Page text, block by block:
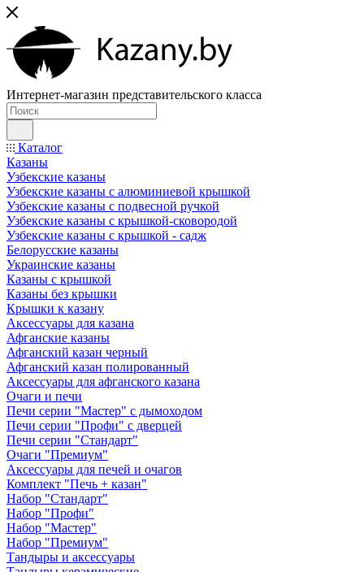
Интернет-магазин представительского класса
Каталог
Казаны
Узбекские казаны
Узбекские казаны с алюминиевой крышкой
Узбекские казаны с подвесной ручкой
Узбекские казаны с крышкой-сковородой
Узбекские казаны с крышкой - садж
Белорусские казаны
Украинские казаны
Казаны с крышкой
Казаны без крышки
Крышки к казану
Аксессуары для казана
Афганские казаны
Афганский казан черный
Афганский казан полированный
Аксессуары для афганского казана
Очаги и печи
Печи серии "Мастер" с дымоходом
Печи серии "Профи" с дверцей
Печи серии "Стандарт"
Очаги "Премиум"
Аксессуары для печей и очагов
Комплект "Печь + казан"
Набор "Стандарт"
Набор "Профи"
Набор "Мастер"
Набор "Премиум"
Тандыры и аксессуары